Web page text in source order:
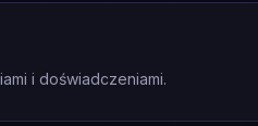
i doświadczeniami.